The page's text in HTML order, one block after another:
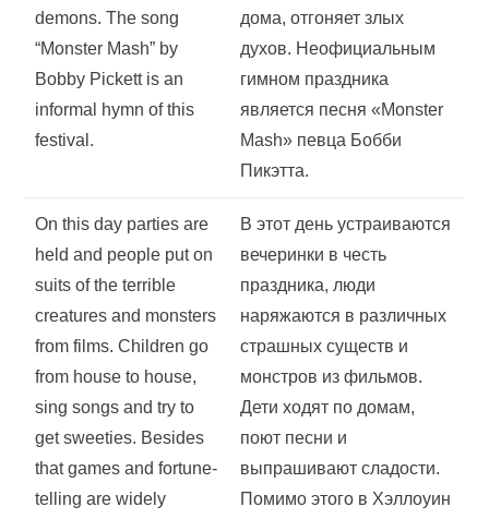
demons. The song
“Monster Mash” by
Bobby Pickett is an
informal hymn of this
festival.
дома, отгоняет злых
духов. Неофициальным
гимном праздника
является песня «Monster
Mash» певца Бобби
Пикэтта.
On this day parties are
held and people put on
suits of the terrible
creatures and monsters
from films. Children go
from house to house,
sing songs and try to
get sweeties. Besides
that games and fortune-
telling are widely
В этот день устраиваются
вечеринки в честь
праздника, люди
наряжаются в различных
страшных существ и
монстров из фильмов.
Дети ходят по домам,
поют песни и
выпрашивают сладости.
Помимо этого в Хэллоуин